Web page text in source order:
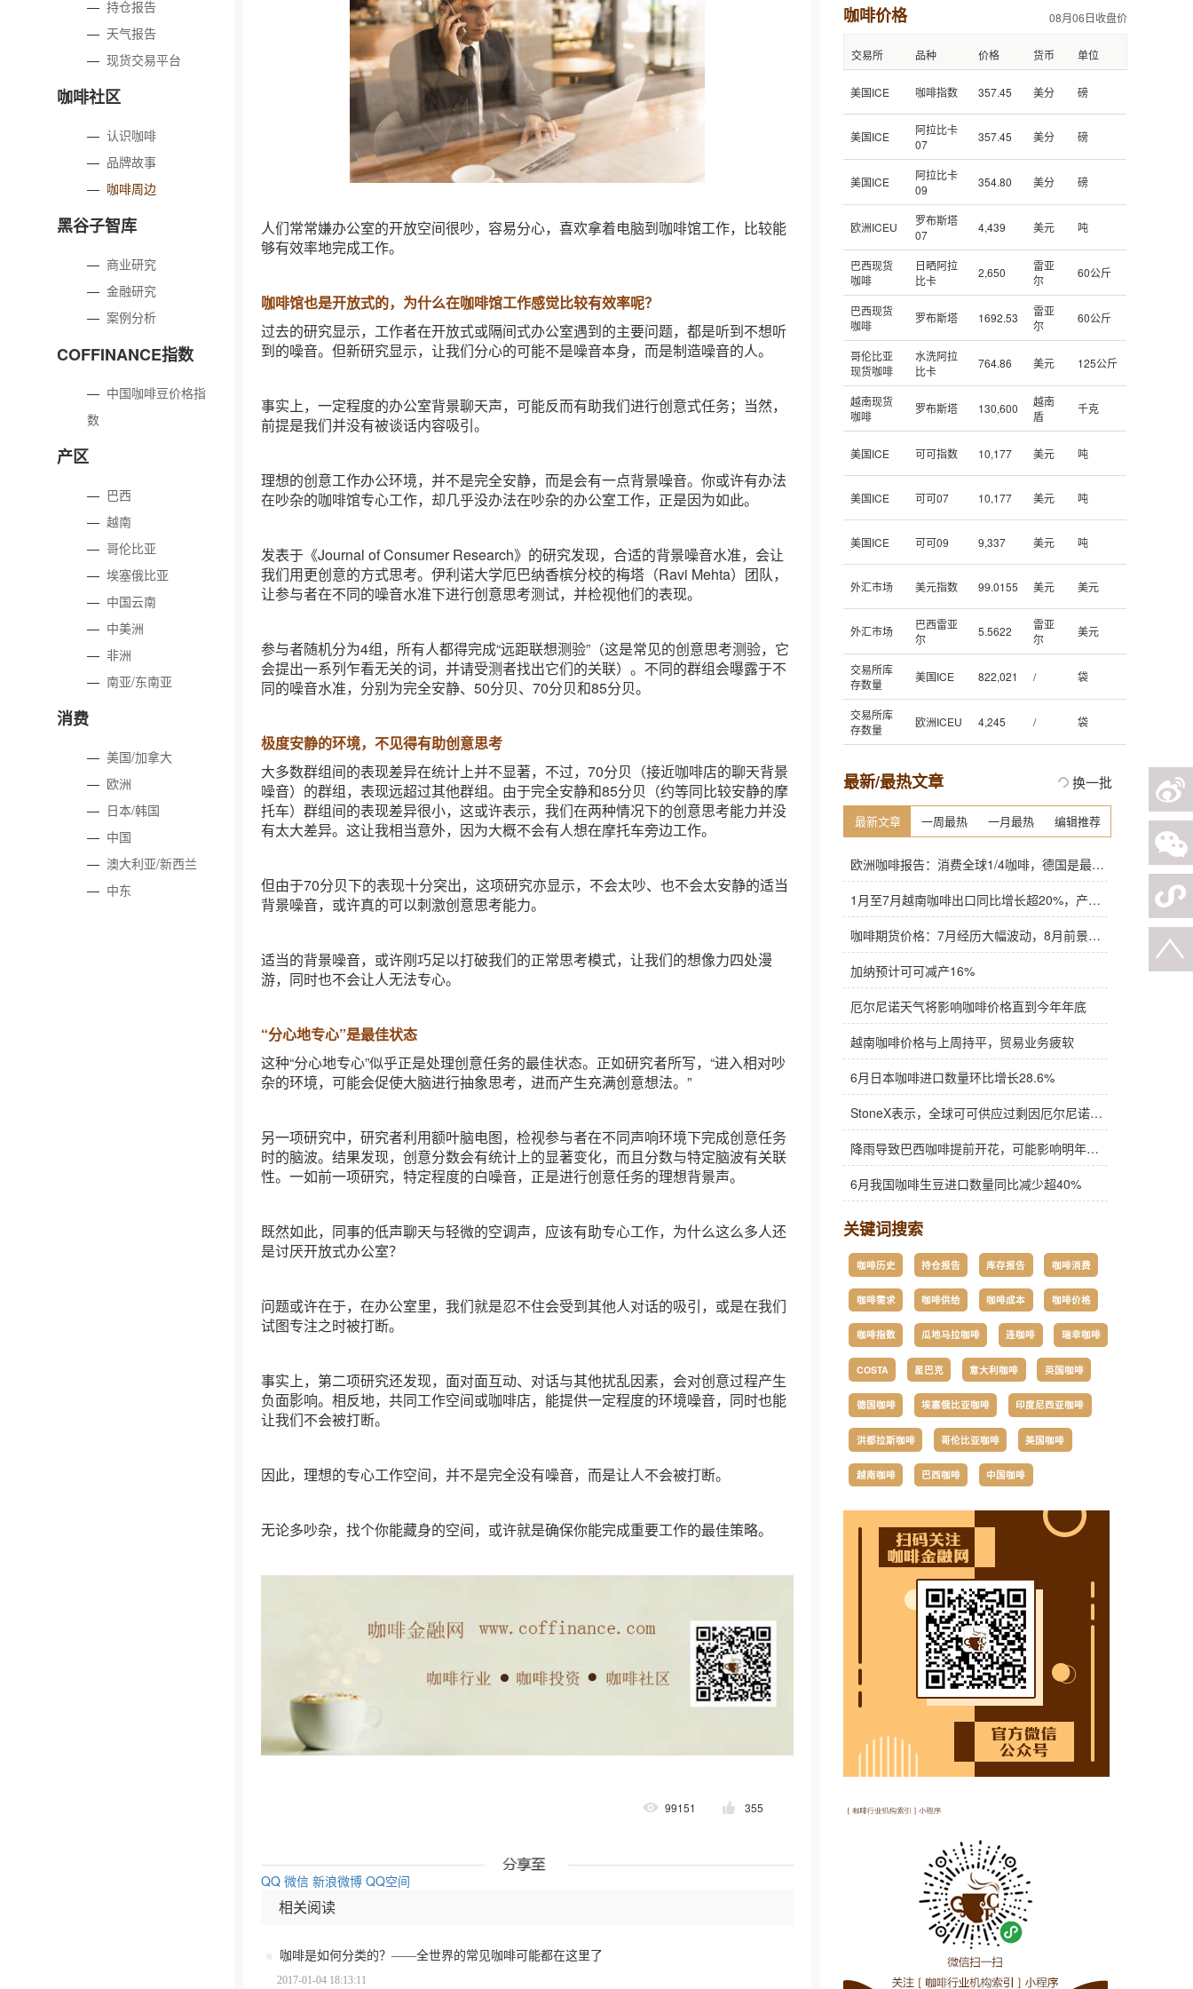
—持仓报告
— 天气报告
—现货交易平台
咖啡社区
—认识咖啡
— 品牌故事
— 咖啡周边
黑谷子智库
— 商业研究
—金融研究
—案例分析
COFFINANCE指数
— 中国咖啡豆价格指
数
产区
— 巴西
—越南
—哥伦比亚
—埃塞俄比亚
— 中国云南
— 中美洲
—非洲
—南亚/东南亚
消费
—美国/加拿大
— 欧洲
— 日本/韩国
— 中国
— 澳大利亚/新西兰
— 中东
人们常常嫌办公室的开放空间很吵，容易分心，喜欢拿着电脑到咖啡馆工作，比较能
够有效率地完成工作。
咖啡馆也是开放式的，为什么在咖啡馆工作感觉比较有效率呢？
过去的研究显示，工作者在开放式或隔间式办公室遇到的主要问题，都是听到不想听
到的噪音。但新研究显示，让我们分心的可能不是噪音本身，而是制造噪音的人。
事实上，一定程度的办公室背景聊天声，可能反而有助我们进行创意式任务；当然，
前提是我们并没有被谈话内容吸引。
理想的创意工作办公环境，并不是完全安静，而是会有一点背景噪音。你或许有办法
在吵杂的咖啡馆专心工作，却几乎没办法在吵杂的办公室工作，正是因为如此。
发表于《Journal of Consumer Research》的研究发现，合适的背景噪音水准，会让
我们用更创意的方式思考。伊利诺大学厄巴纳香槟分校的梅塔（Ravi Mehta）团队，
让参与者在不同的噪音水准下进行创意思考测试，并检视他们的表现。
参与者随机分为4组，所有人都得完成“远距联想测验”（这是常见的创意思考测验，它
会提出一系列乍看无关的词，并请受测者找出它们的关联）。不同的群组会曝露于不
同的噪音水准，分别为完全安静、50分贝、70分贝和85分贝。
极度安静的环境，不见得有助创意思考
大多数群组间的表现差异在统计上并不显著，不过，70分贝（接近咖啡店的聊天背景
噪音）的群组，表现远超过其他群组。由于完全安静和85分贝（约等同比较安静的摩
托车）群组间的表现差异很小，这或许表示，我们在两种情况下的创意思考能力并没
有太大差异。这让我相当意外，因为大概不会有人想在摩托车旁边工作。
但由于70分贝下的表现十分突出，这项研究亦显示，不会太吵、也不会太安静的适当
背景噪音，或许真的可以刺激创意思考能力。
适当的背景噪音，或许刚巧足以打破我们的正常思考模式，让我们的想像力四处漫
游，同时也不会让人无法专心。
“分心地专心”是最佳状态
这种“分心地专心”似乎正是处理创意任务的最佳状态。正如研究者所写，“进入相对吵
杂的环境，可能会促使大脑进行抽象思考，进而产生充满创意想法。”
另一项研究中，研究者利用额叶脑电图，检视参与者在不同声响环境下完成创意任务
时的脑波。结果发现，创意分数会有统计上的显著变化，而且分数与特定脑波有关联
性。一如前一项研究，特定程度的白噪音，正是进行创意任务的理想背景声。
既然如此，同事的低声聊天与轻微的空调声，应该有助专心工作，为什么这么多人还
是讨厌开放式办公室？
问题或许在于，在办公室里，我们就是忍不住会受到其他人对话的吸引，或是在我们
试图专注之时被打断。
事实上，第二项研究还发现，面对面互动、对话与其他扰乱因素，会对创意过程产生
负面影响。相反地，共同工作空间或咖啡店，能提供一定程度的环境噪音，同时也能
让我们不会被打断。
因此，理想的专心工作空间，并不是完全没有噪音，而是让人不会被打断。
无论多吵杂，找个你能藏身的空间，或许就是确保你能完成重要工作的最佳策略。
99151 355
QQ 微信 新浪微博 QQ空间
相关阅读
咖啡是如何分类的？——全世界的常见咖啡可能都在这里了
2017-01-04 18:13:11
咖啡价格 08月06日收盘价
交易所 品种 价格 货币 单位
美国ICE 咖啡指数 357.45 美分 磅
美国ICE
阿拉比卡
07
357.45 美分 磅
美国ICE
阿拉比卡
09
354.80 美分 磅
欧洲ICEU
罗布斯塔
07
4,439 美元 吨
巴西现货
咖啡
日晒阿拉
比卡
2,650
雷亚
尔
60公斤
巴西现货
咖啡
罗布斯塔 1692.53
雷亚
尔
60公斤
哥伦比亚
现货咖啡
水洗阿拉
比卡
764.86 美元 125公斤
越南现货
咖啡
罗布斯塔 130,600
越南
盾
千克
美国ICE 可可指数 10,177 美元 吨
美国ICE 可可07 10,177 美元 吨
美国ICE 可可09 9,337 美元 吨
外汇市场 美元指数 99.0155 美元 美元
外汇市场
巴西雷亚
尔
5.5622
雷亚
尔
美元
交易所库
存数量
美国ICE 822,021 / 袋
交易所库
存数量
欧洲ICEU 4,245 / 袋
最新/最热文章 换一批
最新文章 一周最热 一月最热 编辑推荐
欧洲咖啡报告：消费全球1/4咖啡，德国是最大进口国，意大利在烘焙咖啡生产中领先
1月至7月越南咖啡出口同比增长超20%，产量也将是过去四年来最高
咖啡期货价格：7月经历大幅波动，8月前景依旧不明朗
加纳预计可可减产16%
厄尔尼诺天气将影响咖啡价格直到今年年底
越南咖啡价格与上周持平，贸易业务疲软
6月日本咖啡进口数量环比增长28.6%
StoneX表示，全球可可供应过剩因厄尔尼诺而萎缩
降雨导致巴西咖啡提前开花，可能影响明年产量，造成近期价格波动极不稳定
6月我国咖啡生豆进口数量同比减少超40%
关键词搜索
咖啡历史 持仓报告 库存报告 咖啡消费
咖啡需求 咖啡供给 咖啡成本 咖啡价格
咖啡指数 瓜地马拉咖啡 连咖啡 瑞幸咖啡
COSTA 星巴克 意大利咖啡 英国咖啡
德国咖啡 埃塞俄比亚咖啡 印度尼西亚咖啡
洪都拉斯咖啡 哥伦比亚咖啡 美国咖啡
越南咖啡 巴西咖啡 中国咖啡